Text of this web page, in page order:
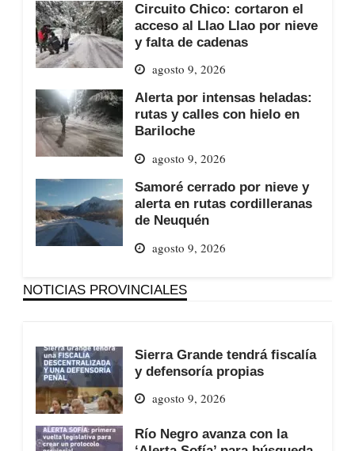
Circuito Chico: cortaron el
acceso al Llao Llao por nieve
y falta de cadenas
agosto 9, 2026
Alerta por intensas heladas:
rutas y calles con hielo en
Bariloche
agosto 9, 2026
Samoré cerrado por nieve y
alerta en rutas cordilleranas
de Neuquén
agosto 9, 2026
NOTICIAS PROVINCIALES
Sierra Grande tendrá fiscalía
y defensoría propias
agosto 9, 2026
Río Negro avanza con la